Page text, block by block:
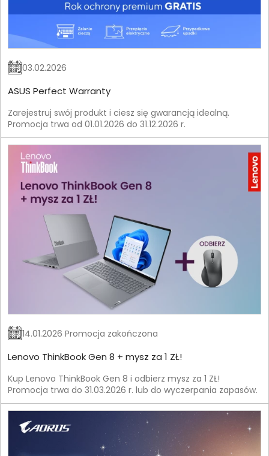
03.02.2026
ASUS Perfect Warranty
Zarejestruj swój produkt i ciesz się gwarancją idealną.
Promocja trwa od 01.01.2026 do 31.12.2026 r.
14.01.2026 Promocja zakończona
Lenovo ThinkBook Gen 8 + mysz za 1 ZŁ!
Kup Lenovo ThinkBook Gen 8 i odbierz mysz za 1 ZŁ!
Promocja trwa do 31.03.2026 r. lub do wyczerpania zapasów.